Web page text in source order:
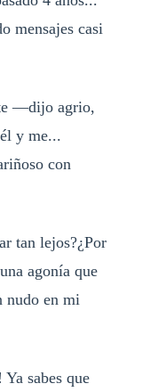
mensajes casi
—dijo agrio,
y me...
con
tan lejos?¿Por
agonía que
nudo en mi
sabes que